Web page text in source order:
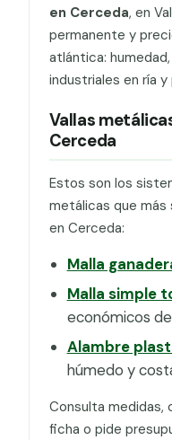
en Cerceda, en
permanente y
atlántica:
industriales en ría
Vallas
Cerceda
Estos son los
metálicas que
en Cerceda:
Malla
Malla simple
económicos
Alambre
húmedo y
Consulta medidas,
ficha o pide